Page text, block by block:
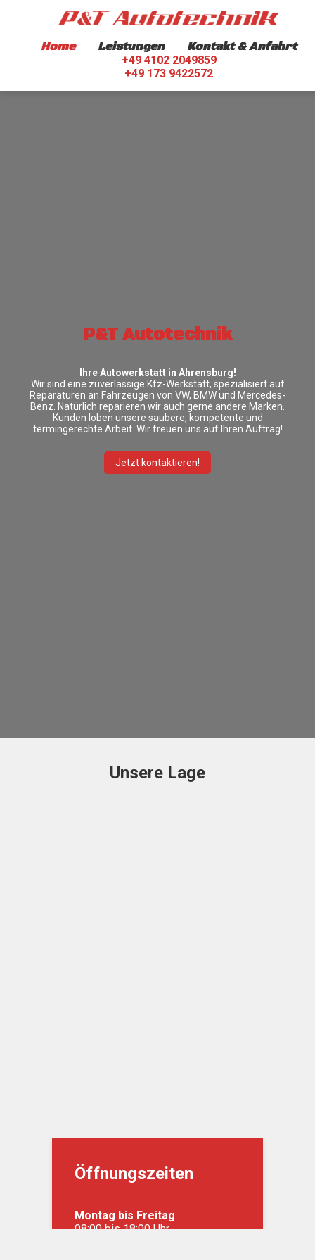
Home Leistungen Kontakt & Anfahrt
+49 4102 2049859
+49 173 9422572
P&T Autotechnik
Ihre Autowerkstatt in Ahrensburg!
Wir sind eine zuverlässige Kfz-Werkstatt, spezialisiert auf
Reparaturen an Fahrzeugen von VW, BMW und Mercedes-
Benz. Natürlich reparieren wir auch gerne andere Marken.
Kunden loben unsere saubere, kompetente und
termingerechte Arbeit. Wir freuen uns auf Ihren Auftrag!
Jetzt kontaktieren!
Unsere Lage
Öffnungszeiten
Montag bis Freitag
08:00 bis 18:00 Uhr